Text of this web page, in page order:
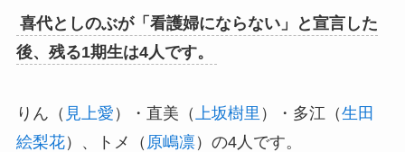
喜代としのぶが「看護婦にならない」と宣言した
後、残る1期生は4人です。
りん（ 見上愛 ）・直美（ 上坂樹里 ）・多江（生田
絵梨花）、トメ（ 原嶋凛）の4人です。